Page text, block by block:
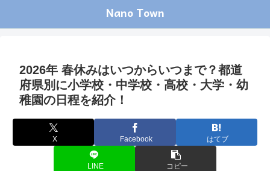
Nano Town
2026年 春休みはいつからいつまで？都道
府県別に小学校・中学校・高校・大学・幼
稚園の日程を紹介！
X Facebook はてブ
LINE コピー